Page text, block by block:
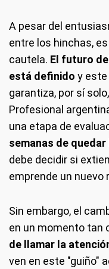
A pesar del
entre los hinchas,
cautela. El futuro
está definido y este
garantiza, por sí
Profesional
una etapa de
semanas de
debe decidir si
emprende un nuevo
Sin embargo, el
en un momento tan
de llamar la
ven en este "guiño"